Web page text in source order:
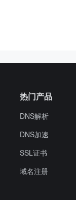
热门产品
DNS解析
DNS加速
SSL证书
域名注册